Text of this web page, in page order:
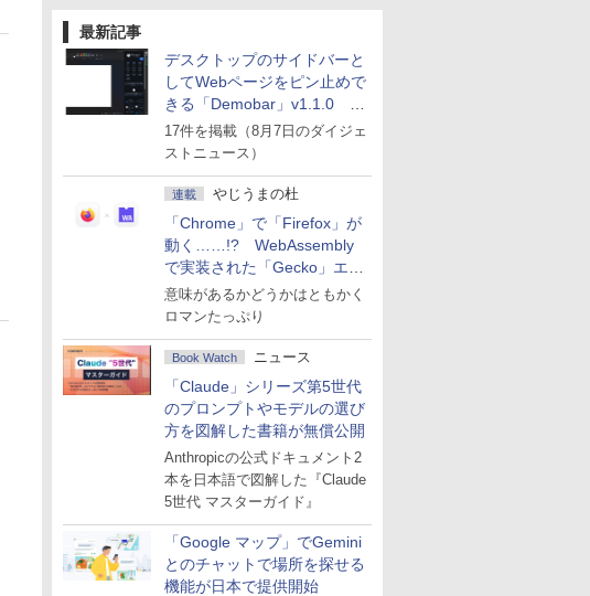
最新記事
デスクトップのサイドバーと
してWebページをピン止めで
きる「Demobar」v1.1.0 ほ
か
17件を掲載（8月7日のダイジェ
ストニュース）
連載 やじうまの杜
「Chrome」で「Firefox」が
動く……!? WebAssembly
で実装された「Gecko」エン
ジン
意味があるかどうかはともかく
ロマンたっぷり
Book Watch ニュース
「Claude」シリーズ第5世代
のプロンプトやモデルの選び
方を図解した書籍が無償公開
Anthropicの公式ドキュメント2
本を日本語で図解した『Claude
5世代 マスターガイド』
「Google マップ」でGemini
とのチャットで場所を探せる
機能が日本で提供開始